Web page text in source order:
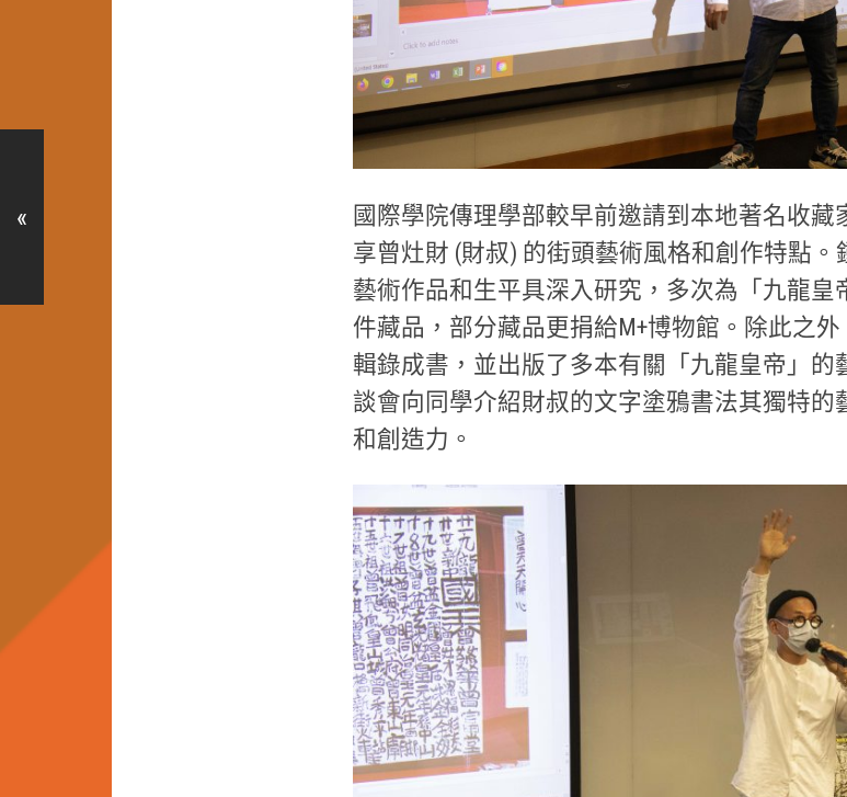
國際學院傳理學部較早前邀請到本地著名收藏
享曾灶財 (財叔) 的街頭藝術風格和創作特點
藝術作品和生平具深入研究，多次為「九龍皇
件藏品，部分藏品更捐給M+博物館。除此之
輯錄成書，並出版了多本有關「九龍皇帝」的
談會向同學介紹財叔的文字塗鴉書法其獨特的
和創造力。
«